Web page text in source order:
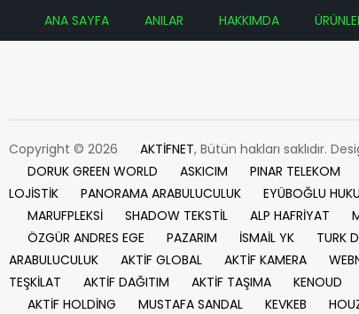
ANA SAYFA ANILAR HAKKIMDA
Copyright © 2026 AKTİFNET, Bütün hakları saklıdır.
DORUK GREEN WORLD
ASKICIM PINAR TELEKOM
LOJİSTİK
PANORAMA ARABULUCULUK EYÜBOĞLU
MARUFPLEKSİ
SHADOW TEKSTİL ALP HAFRİYAT
ÖZGÜR ANDRES EGE
PAZARIM İSMAİL YK TURK
ARABULUCULUK
AKTİF GLOBAL AKTİF KAMERA
TEŞKİLAT
AKTİF DAĞITIM AKTİF TAŞIMA KENOUD
AKTİF HOLDİNG
MUSTAFA SANDAL KEVKEB